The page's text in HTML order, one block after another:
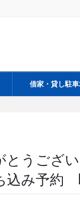
借家・貸し駐
とうござ
み予約